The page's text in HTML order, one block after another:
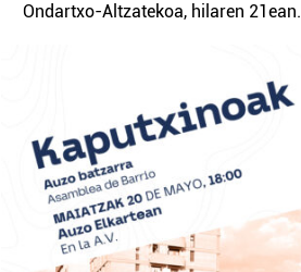
Ondartxo-Altzatekoa, hilaren 21ean.